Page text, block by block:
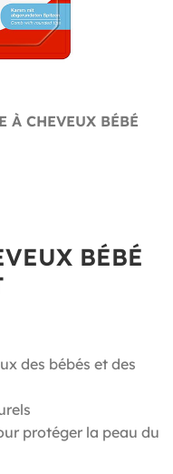
À CHEVEUX BÉBÉ
BÉBÉ
des bébés et des
protéger la peau du